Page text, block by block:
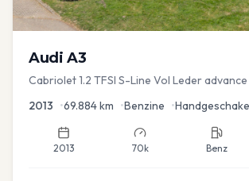
Audi A3
Cabriolet 1.2 TFSI S-Line Vol Leder advance
2013 •69.884km •Benzine •
2013 70k Benz